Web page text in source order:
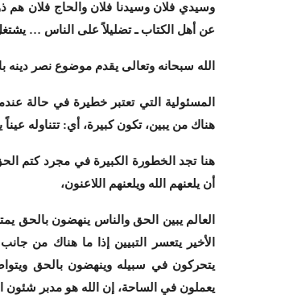
وسيدي فلان وسيدنا فلان والحاج فلان هم
عن أهل الكتاب ـ تضليلاً على الناس …
الله سبحانه وتعالى يقدم موضوع نصر
المسئولية التي تعتبر خطيرة في حالة
هناك من يبين، تكون كبيرة، أي: تتناوله
هنا تجد الخطورة الكبيرة في مجرد كتم
أن يلعنهم الله ويلعنهم اللاعنون،
العالم يبين الحق والناس ينهضون بالحق
الأخير يتعسر التبيين إذا ما هناك من
يتحركون في سبيله وينهضون بالحق
يعملون في الساحة، إن الله هو مدبر